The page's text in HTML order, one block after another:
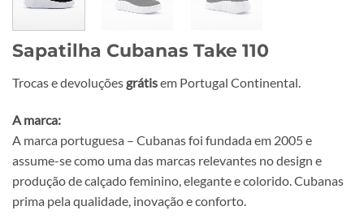
Sapatilha Cubanas Take 110
Trocas e devoluções grátisem Portugal Continental.
A marca:
A marca portuguesa – Cubanas foi fundada em 2005 e
assume-se como uma das marcas relevantes no design e
produção de calçado feminino, elegante e colorido. Cubanas
prima pela qualidade, inovação e conforto.